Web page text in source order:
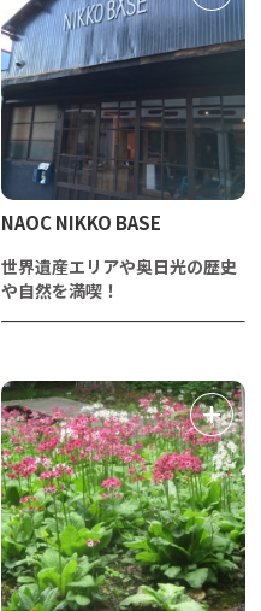
NAOC NIKKO BASE
世界遺産エリアや奥日光の歴史
や自然を満喫！